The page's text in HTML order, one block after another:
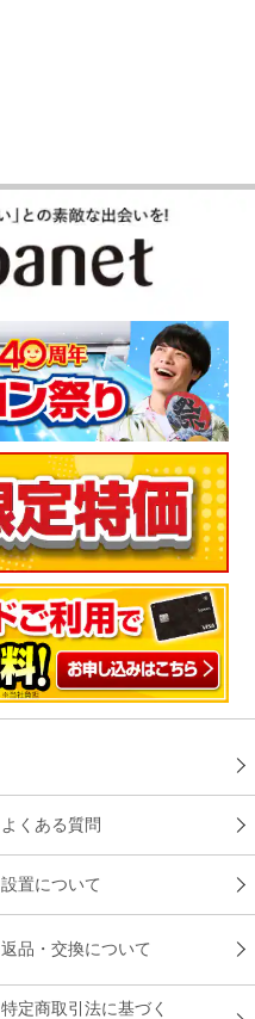
よくある質問
設置について
返品・交換について
特定商取引法に基づく